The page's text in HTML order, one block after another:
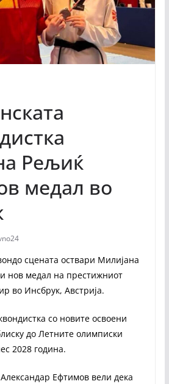
Рељиќ
медал во
сцената оствари Милијана
нов медал на престижниот
во Инсбрук, Австрија.
со новите освоени
до Летните олимписки
2028 година.
Ефтимов вели дека